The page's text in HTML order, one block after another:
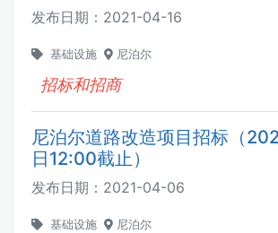
发布日期： 2021-04-16
基础设施 尼泊尔
招标和招商
尼泊尔道路改造项目招标（
日12:00截止）
发布日期： 2021-04-06
基础设施 尼泊尔